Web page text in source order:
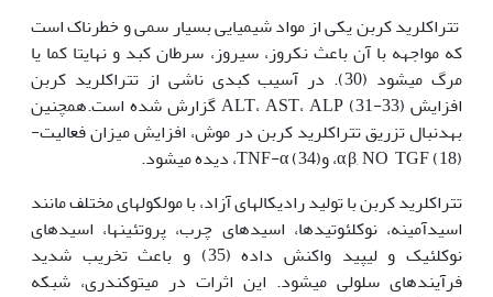
تتراکلرید کربن یکی از مواد شیمیایی بسیار سمی و خطرناک است
که مواجهه با آن باعث نکروز، سیروز، سرطان کبد و نهایتا کما یا
مرگ می‏شود (30). در آسیب کبدی ناشی از تتراکلرید کربن
افزایش ALT، AST، ALP (31-33) گزارش شده است.همچنین
به­دنبال تزریق تتراکلرید کربن در موش، افزایش میزان فعالیت-
α,β, NO TGF (18)، وTNF-α (34)، دیده می­شود.
تتراکلرید کربن با تولید رادیکال‏های آزاد، با مولکول­های مختلف مانند
اسید­­آمینه، نوکلئوتیدها، اسیدهای چرب، پروتئین­ها، اسیدهای
نوکلئیک و لیپید واکنش داده (35) و باعث تخریب شدید
فرآیندهای سلولی می­شود. این اثرات در میتوکندری، شبکه